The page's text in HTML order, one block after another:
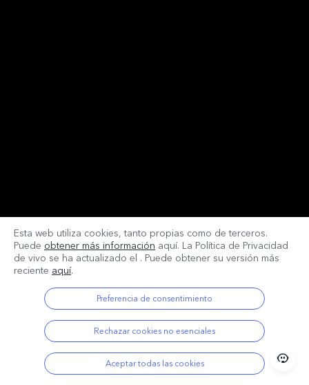
Esta web utiliza cookies, tanto propias como de terceros.
Puede obtener más información aquí. La Política de Privacidad
de vivo se ha actualizado el . Puede obtener su versión más
reciente aquí.
Preferencia de consentimiento
Rechazar cookies no esenciales
Aceptar todas las cookies